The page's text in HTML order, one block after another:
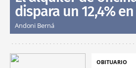
dispara un 12,4%
Andoni Berná
OBITUARIO